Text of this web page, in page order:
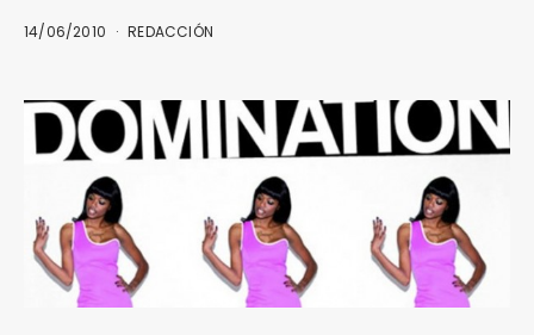
14/06/2010 REDACCIÓN